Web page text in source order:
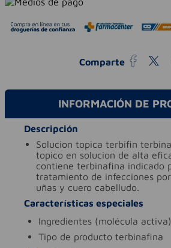
Comparte
INFORMACIÓN DE
Descripción
solucion topica terbifin terbinafina antifungico
topico en solucion de alta
contiene terbinafina indicado
tratamiento de infecciones
uñas y cuero cabelludo.
Características especiales
ingredientes (molécula activa)
tipo de producto terbinafina